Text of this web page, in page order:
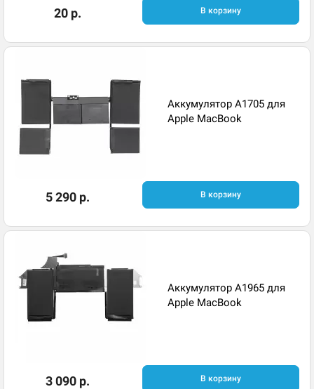
20 р. В корзину
Аккумулятор A1705 для
Apple MacBook
5 290 р. В корзину
Аккумулятор A1965 для
Apple MacBook
3 090 р. В корзину